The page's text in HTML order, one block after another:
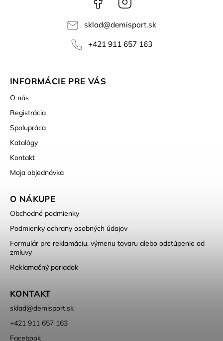
sklad@demisport.sk
+421 911 657 163
INFORMÁCIE PRE VÁS
O nás
Registrácia
Spolupráca
Katalógy
Kontakt
Moja objednávka
O NÁKUPE
Obchodné podmienky
Podmienky ochrany osobných údajov
Formulár pre reklamáciu, výmenu tovaru alebo odstúpenie od
zmluvy
Reklamačný poriadok
KONTAKT
sklad@demisport.sk
+421 911 657 163
Facebook